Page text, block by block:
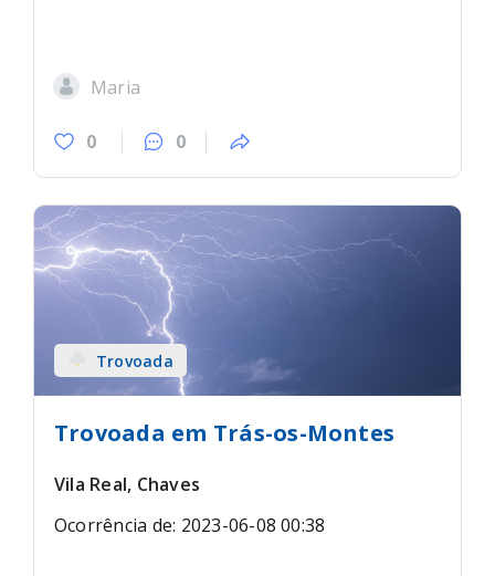
Maria
0 0
Trovoada
Trovoada em Trás-os-Montes
Vila Real, Chaves
Ocorrência de: 2023-06-08 00:38